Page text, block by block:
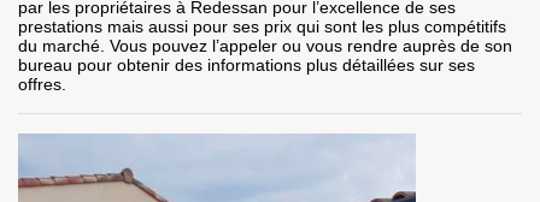
par les propriétaires à Redessan pour l’excellence de ses
prestations mais aussi pour ses prix qui sont les plus compétitifs
du marché. Vous pouvez l’appeler ou vous rendre auprès de son
bureau pour obtenir des informations plus détaillées sur ses
offres.